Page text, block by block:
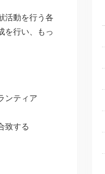
活動を行う各
を行い、もっ
ンティア
致する